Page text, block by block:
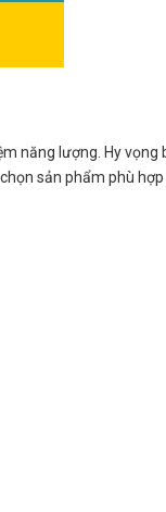
năng lượng. Hy vọng
sản phẩm phù